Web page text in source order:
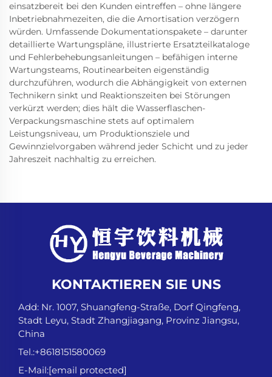
einsatzbereit bei den Kunden eintreffen – ohne längere
Inbetriebnahmezeiten, die die Amortisation verzögern
würden. Umfassende Dokumentationspakete – darunter
detaillierte Wartungspläne, illustrierte Ersatzteilkataloge
und Fehlerbehebungsanleitungen – befähigen interne
Wartungsteams, Routinearbeiten eigenständig
durchzuführen, wodurch die Abhängigkeit von externen
Technikern sinkt und Reaktionszeiten bei Störungen
verkürzt werden; dies hält die Wasserflaschen-
Verpackungsmaschine stets auf optimalem
Leistungsniveau, um Produktionsziele und
Gewinnzielvorgaben während jeder Schicht und zu jeder
Jahreszeit nachhaltig zu erreichen.
KONTAKTIEREN SIE UNS
Add: Nr. 1007, Shuangfeng-Straße, Dorf Qingfeng,
Stadt Leyu, Stadt Zhangjiagang, Provinz Jiangsu,
China
Tel.:+8618151580069
E-Mail:[email protected]